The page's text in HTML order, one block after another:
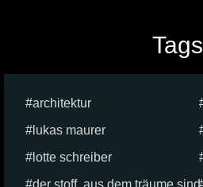
Tags
architektur
lukas maurer
lotte schreiber